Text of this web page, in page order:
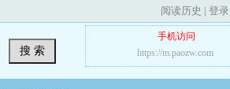
阅读历史 | 登录
搜 索
手机访问
https://m.paozw.com